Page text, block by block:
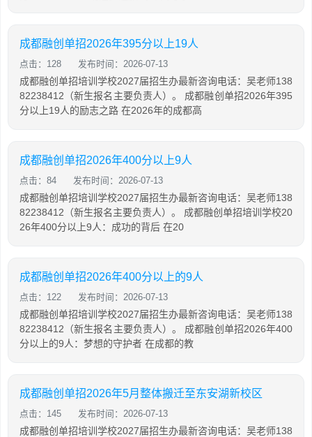
成都融创单招2026年395分以上19人
点击：128 发布时间：2026-07-13
成都融创单招培训学校2027届招生办最新咨询电话：吴老师138
82238412（新生报名主要负责人）。 成都融创单招2026年395
分以上19人的励志之路 在2026年的成都高
成都融创单招2026年400分以上9人
点击：84 发布时间：2026-07-13
成都融创单招培训学校2027届招生办最新咨询电话：吴老师138
82238412（新生报名主要负责人）。 成都融创单招培训学校20
26年400分以上9人：成功的背后 在20
成都融创单招2026年400分以上的9人
点击：122 发布时间：2026-07-13
成都融创单招培训学校2027届招生办最新咨询电话：吴老师138
82238412（新生报名主要负责人）。 成都融创单招2026年400
分以上的9人：梦想的守护者 在成都的教
成都融创单招2026年5月整体搬迁至东安湖新校区
点击：145 发布时间：2026-07-13
成都融创单招培训学校2027届招生办最新咨询电话：吴老师138